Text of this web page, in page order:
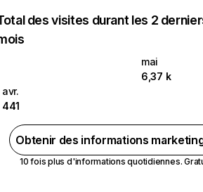
des visites durant les 2
mai
6,37 k
avr.
441
Obtenir des informations
10 fois plus d'informations quotidiennes.